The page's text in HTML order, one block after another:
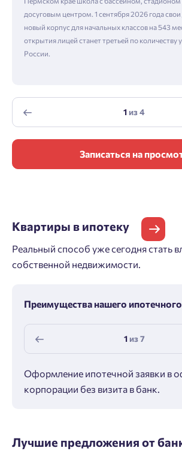
досуговым центром. 1 сентября 2026 года
новый корпус для начальных классов на 543
открытия лицей станет третьей по количеству
России.
1из4
Записаться на
Квартиры в ипотеку
Реальный способ уже сегодня стать
собственной недвижимости.
Преимущества нашего
1из7
Оформление ипотечной заявки в
корпорации без визита в банк.
Лучшие предложения от